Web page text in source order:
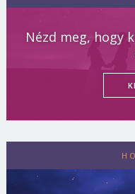
Nézd meg, hogy